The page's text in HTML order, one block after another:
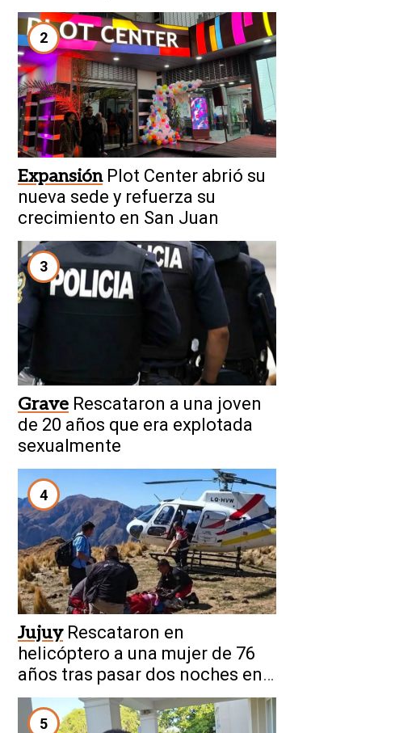
2
Expansión Plot Center abrió su
nueva sede y refuerza su
crecimiento en San Juan
3
Grave Rescataron a una joven
de 20 años que era explotada
sexualmente
4
Jujuy Rescataron en
helicóptero a una mujer de 76
años tras pasar dos noches en
los cerros
5